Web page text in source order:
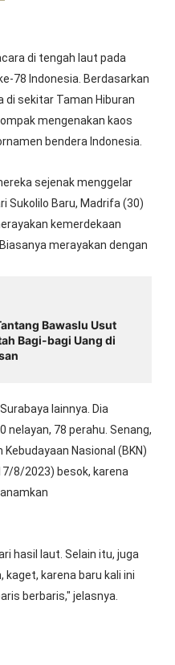
di tengah laut pada
78 Indonesia. Berdasarkan
di sekitar Taman Hiburan
mengenakan kaos
bendera Indonesia.
sejenak menggelar
Sukolilo Baru, Madrifa (30)
kemerdekaan
merayakan dengan
Bawaslu Usut
Bagi-bagi Uang di
lainnya. Dia
78 perahu. Senang,
Nasional (BKN)
8/2023) besok, karena
hasil laut. Selain itu, juga
karena baru kali ini
berbaris," jelasnya.